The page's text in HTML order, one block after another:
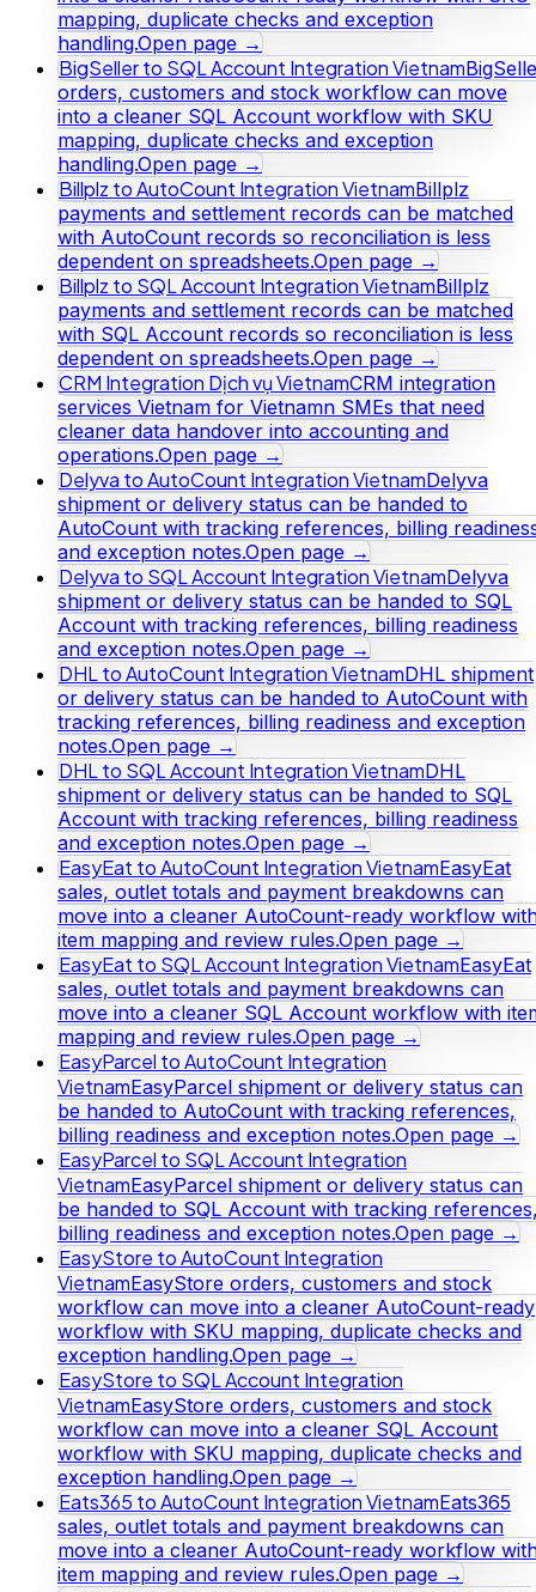
mapping, duplicate checks and exception
handling.Open page →
BigSeller to SQL Account Integration Vietnam
orders, customers and stock workflow can move
into a cleaner SQL Account workflow with SKU
mapping, duplicate checks and exception
handling.Open page →
Billplz to AutoCount Integration VietnamBillplz
payments and settlement records can be matched
with AutoCount records so reconciliation is less
dependent on spreadsheets.Open page →
Billplz to SQL Account Integration VietnamBillplz
payments and settlement records can be matched
with SQL Account records so reconciliation is less
dependent on spreadsheets.Open page →
CRM Integration Dịch vụ VietnamCRM integration
services Vietnam for Vietnamn SMEs that need
cleaner data handover into accounting and
operations.Open page →
Delyva to AutoCount Integration VietnamDelyva
shipment or delivery status can be handed to
AutoCount with tracking references, billing
and exception notes.Open page →
Delyva to SQL Account Integration VietnamDelyva
shipment or delivery status can be handed to SQL
Account with tracking references, billing readiness
and exception notes.Open page →
DHL to AutoCount Integration VietnamDHL shipment
or delivery status can be handed to AutoCount with
tracking references, billing readiness and exception
notes.Open page →
DHL to SQL Account Integration VietnamDHL
shipment or delivery status can be handed to SQL
Account with tracking references, billing readiness
and exception notes.Open page →
EasyEat to AutoCount Integration VietnamEasyEat
sales, outlet totals and payment breakdowns can
move into a cleaner AutoCount-ready workflow
item mapping and review rules.Open page →
EasyEat to SQL Account Integration VietnamEasyEat
sales, outlet totals and payment breakdowns can
move into a cleaner SQL Account workflow with
mapping and review rules.Open page →
EasyParcel to AutoCount Integration
VietnamEasyParcel shipment or delivery status can
be handed to AutoCount with tracking references,
billing readiness and exception notes.Open page →
EasyParcel to SQL Account Integration
VietnamEasyParcel shipment or delivery status can
be handed to SQL Account with tracking
billing readiness and exception notes.Open page →
EasyStore to AutoCount Integration
VietnamEasyStore orders, customers and stock
workflow can move into a cleaner AutoCount-ready
workflow with SKU mapping, duplicate checks and
exception handling.Open page →
EasyStore to SQL Account Integration
VietnamEasyStore orders, customers and stock
workflow can move into a cleaner SQL Account
workflow with SKU mapping, duplicate checks and
exception handling.Open page →
Eats365 to AutoCount Integration VietnamEats365
sales, outlet totals and payment breakdowns can
move into a cleaner AutoCount-ready workflow
item mapping and review rules.Open page →